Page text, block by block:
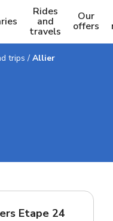
Rides
and
travels
Our
offers
trips / Allier
Etape 24